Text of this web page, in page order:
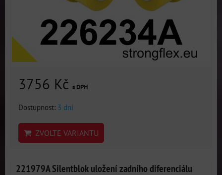
3756 Kč s DPH
Dostupnost: 3 dni
ZVOLTE VARIANTU
221979A Silentblok uložení zadního diferenciálu